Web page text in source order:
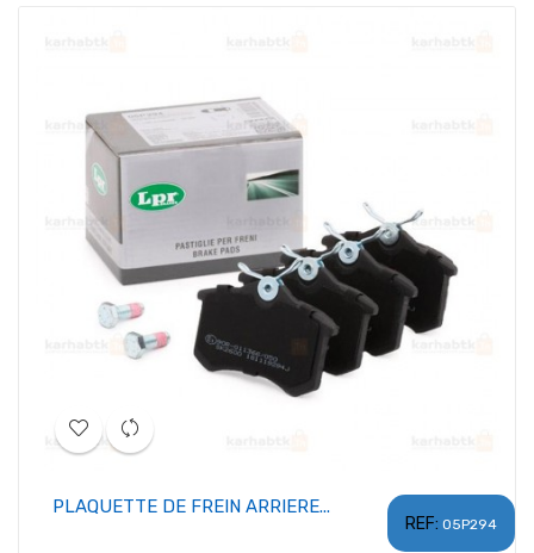
REF: 05P294
PLAQUETTE DE FREIN ARRIERE...